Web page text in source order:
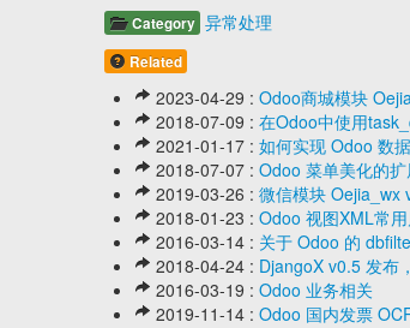
Category 异常处理
Related
2023-04-29 : Odoo商城模块
2018-07-09 : 在Odoo中使用
2021-01-17 : 如何实现 Odoo 数
2018-07-07 : Odoo 菜单美化的
2019-03-26 : 微信模块 Oejia_wx
2018-01-23 : Odoo 视图XML常
2016-03-14 : 关于 Odoo 的
2018-04-24 : DjangoX v0.5 发布
2016-03-19 : Odoo 业务相关
2019-11-14 : Odoo 国内发票